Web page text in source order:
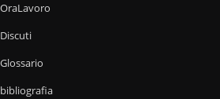
OraLavoro
Discuti
Glossario
bibliografia